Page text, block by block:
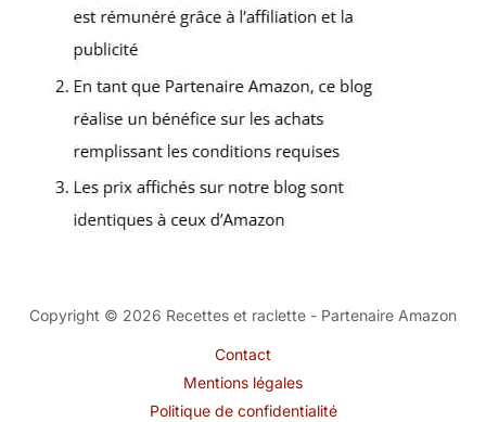
Copyright © 2026 Recettes et raclette - Partenaire Amazon
Contact
Mentions légales
Politique de confidentialité